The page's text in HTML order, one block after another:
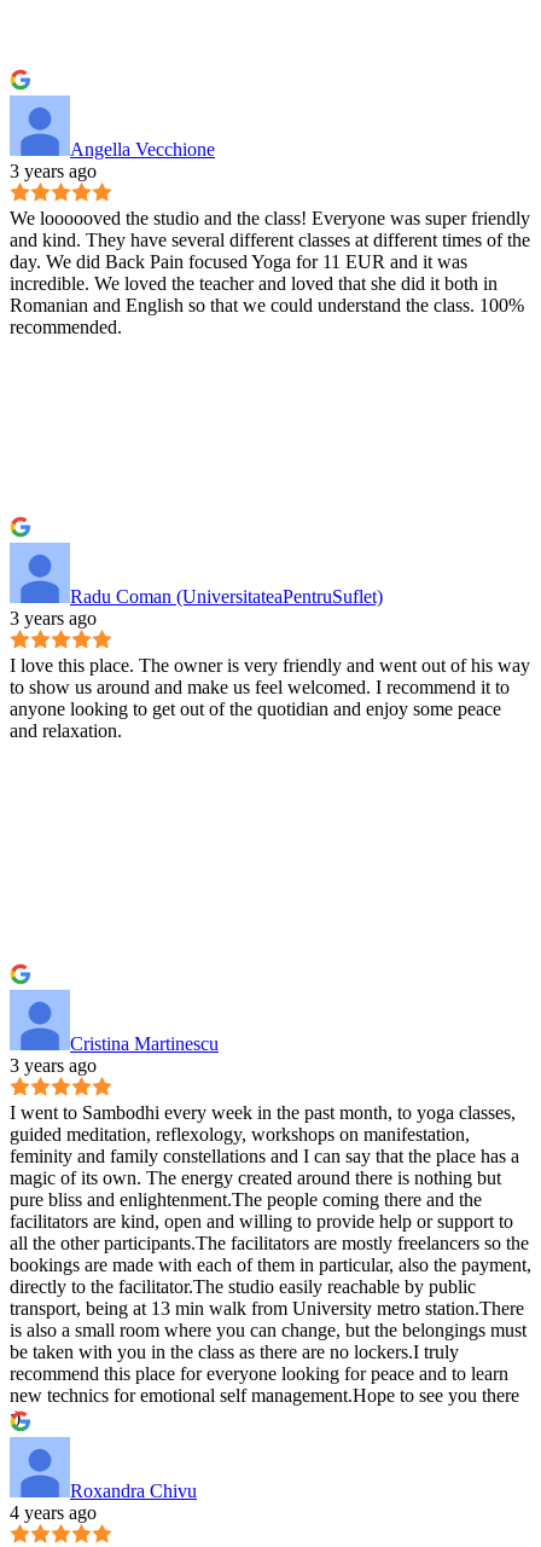
Angella Vecchione
3 years ago
We loooooved the studio and the class! Everyone was super friendly
and kind. They have several different classes at different times of the
day. We did Back Pain focused Yoga for 11 EUR and it was
incredible. We loved the teacher and loved that she did it both in
Romanian and English so that we could understand the class. 100%
recommended.
Radu Coman (UniversitateaPentruSuflet)
3 years ago
I love this place. The owner is very friendly and went out of his way
to show us around and make us feel welcomed. I recommend it to
anyone looking to get out of the quotidian and enjoy some peace
and relaxation.
Cristina Martinescu
3 years ago
I went to Sambodhi every week in the past month, to yoga classes,
guided meditation, reflexology, workshops on manifestation,
feminity and family constellations and I can say that the place has a
magic of its own. The energy created around there is nothing but
pure bliss and enlightenment.The people coming there and the
facilitators are kind, open and willing to provide help or support to
all the other participants.The facilitators are mostly freelancers so the
bookings are made with each of them in particular, also the payment,
directly to the facilitator.The studio easily reachable by public
transport, being at 13 min walk from University metro station.There
is also a small room where you can change, but the belongings must
be taken with you in the class as there are no lockers.I truly
recommend this place for everyone looking for peace and to learn
new technics for emotional self management.Hope to see you there
:)
Roxandra Chivu
4 years ago